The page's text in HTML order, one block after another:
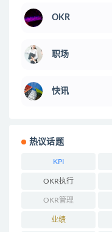
OKR
职场
快讯
热议话题
KPI
OKR执行
OKR管理
业绩